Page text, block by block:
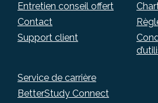
Entretien conseil offert
Contact
Support client
Service de carrière
BetterStudy Connect